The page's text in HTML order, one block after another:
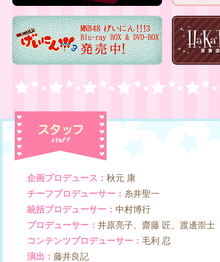
企画プロデュース： 秋元 康
チーフプロデューサー： 糸井聖一
統括プロデューサー： 中村博行
プロデューサー： 井原亮子、齋藤 匠、渡邊崇士
コンテンツプロデューサー： 毛利 忍
演出： 藤井良記